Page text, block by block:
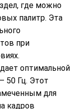
где можно
палитр. Эта
при
оптимальной
50 Гц. Этот
для
кадров